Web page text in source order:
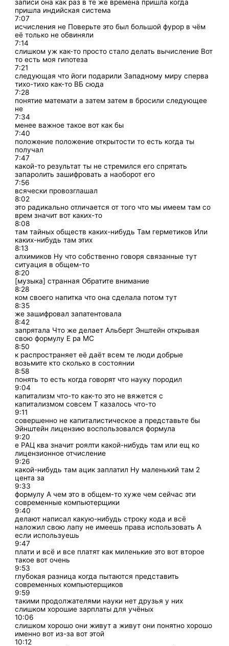
записи она как раз в те же времена пришла когда
пришла индийская система
7:07
исчисления не Поверьте это был большой фурор в чём
её только не обвиняли
7:14
слишком уж как-то просто стало делать вычисление Вот
то есть моя гипотеза
7:21
следующая что йоги подарили Западному миру сперва
тихо-тихо как-то ВБ сюда
7:28
понятие математи а затем затем в бросили следующее
не
7:34
менее важное такое вот как бы
7:40
положение положение открытости то есть когда ты
получал
7:47
какой-то результат ты не стремился его спрятать
запаролить зашифровать а наоборот его
7:56
всячески провозглашал
8:02
это радикально отличается от того что мы имеем там со
врем значит вот каких-то
8:08
там тайных обществ каких-нибудь Там герметиков Или
каких-нибудь там этих
8:13
алхимиков Ну что собственно говоря связанные тут
ситуация в общем-то
8:20
[музыка] странная Обратите внимание
8:28
ком своего напитка что она сделала потом тут
8:35
же зашифровал запатентовала
8:42
запрятала Что же делает Альберт Энштейн открывая
свою формулу Е ра MC
8:50
к распространяет её даёт всем те люди добрые
возьмите кто сколько в состоянии
8:58
понять то есть когда говорят что науку породил
9:04
капитализм что-то как-то это не вяжется с
капитализмом совсем Т казалось что-то
9:11
совершенно не капиталистическое а представьте бы
Эйнштейн лицензию воспользовался формула
9:20
е РАЦ ква значит роялти какой-нибудь там или ещ ко
лицензионное отчисление
9:26
какой-нибудь там ацик заплатил Ну маленький там 2
цента за
9:33
формулу А чем это в общем-то хуже чем сейчас эти
современные компьютерщики
9:40
делают написал какую-нибудь строку кода и всё
наложил свою лапу не имеешь права использовать А
если используешь
9:47
плати и всё и все платят как миленькие это вот второе
такое вот очень
9:53
глубокая разница когда пытаются представить
современных компьютерщиков
9:59
такими продолжателями науки нет друзья у них
слишком хорошие зарплаты для учёных
10:06
слишком хорошо они живут а живут они понятно хорошо
именно вот из-за вот этой
10:12